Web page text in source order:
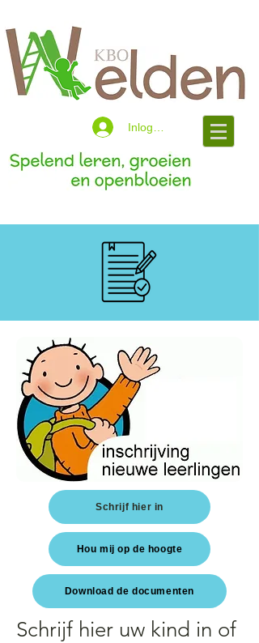
Inloggen
Schrijf hier in
Hou mij op de hoogte
Download de documenten
Schrijf hier uw kind in of